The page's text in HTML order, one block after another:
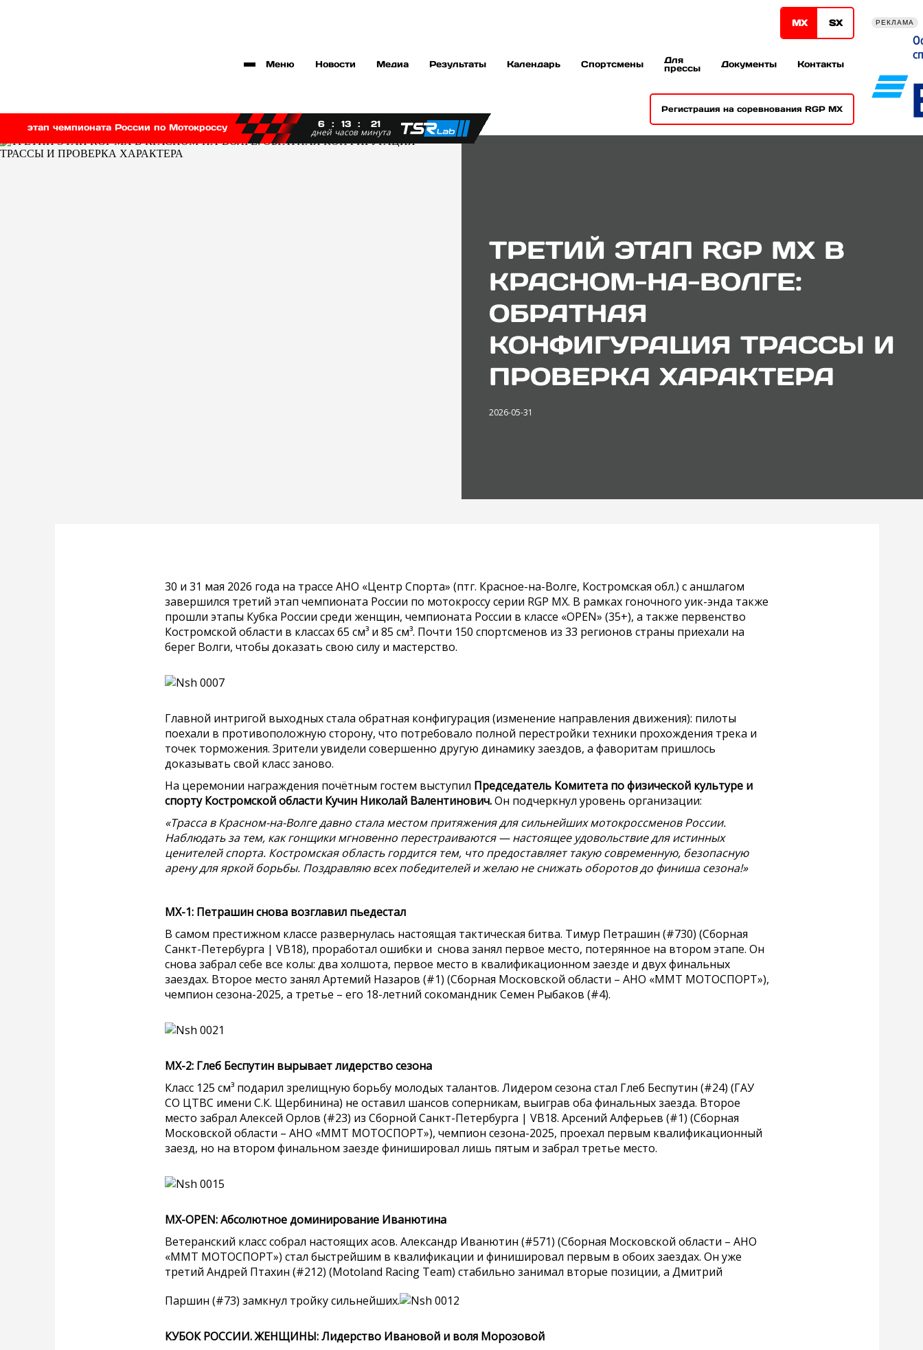
этап чемпионата России по Мотокроссу 6
дней
: 13
часов
: 21
минута
МХ SХ
Меню Новости Медиа Результаты Календарь Спортсмены Для
прессы Документы Контакты
Регистрация на соревнования RGP MX
РЕКЛАМА
ТРЕТИЙ ЭТАП RGP MX В
КРАСНОМ-НА-ВОЛГЕ:
ОБРАТНАЯ
КОНФИГУРАЦИЯ ТРАССЫ И
ПРОВЕРКА ХАРАКТЕРА
2026-05-31
30 и 31 мая 2026 года на трассе АНО «Центр Спорта» (птг. Красное-на-Волге, Костромская обл.) с аншлагом
завершился третий этап чемпионата России по мотокроссу серии RGP MX. В рамках гоночного уик-энда также
прошли этапы Кубка России среди женщин, чемпионата России в классе «OPEN» (35+), а также первенство
Костромской области в классах 65 см³ и 85 см³. Почти 150 спортсменов из 33 регионов страны приехали на
берег Волги, чтобы доказать свою силу и мастерство.
Главной интригой выходных стала обратная конфигурация (изменение направления движения): пилоты
поехали в противоположную сторону, что потребовало полной перестройки техники прохождения трека и
точек торможения. Зрители увидели совершенно другую динамику заездов, а фаворитам пришлось
доказывать свой класс заново.
На церемонии награждения почётным гостем выступил Председатель Комитета по физической культуре и
спорту Костромской области Кучин Николай Валентинович.Он подчеркнул уровень организации:
«Трасса в Красном-на-Волге давно стала местом притяжения для сильнейших мотокроссменов России.
Наблюдать за тем, как гонщики мгновенно перестраиваются — настоящее удовольствие для истинных
ценителей спорта. Костромская область гордится тем, что предоставляет такую современную, безопасную
арену для яркой борьбы. Поздравляю всех победителей и желаю не снижать оборотов до финиша сезона!»
МХ-1: Петрашин снова возглавил пьедестал
В самом престижном классе развернулась настоящая тактическая битва. Тимур Петрашин (#730) (Сборная
Санкт-Петербурга | VB18), проработал ошибки и снова занял первое место, потерянное на втором этапе. Он
снова забрал себе все колы: два холшота, первое место в квалификационном заезде и двух финальных
заездах. Второе место занял Артемий Назаров (#1) (Сборная Московской области – АНО «ММТ МОТОСПОРТ»),
чемпион сезона-2025, а третье – его 18-летний сокомандник Семен Рыбаков (#4).
МХ-2: Глеб Беспутин вырывает лидерство сезона
Класс 125 см³ подарил зрелищную борьбу молодых талантов. Лидером сезона стал Глеб Беспутин (#24) (ГАУ
СО ЦТВС имени С.К. Щербинина) не оставил шансов соперникам, выиграв оба финальных заезда. Второе
место забрал Алексей Орлов (#23) из Сборной Санкт-Петербурга | VB18. Арсений Алферьев (#1) (Сборная
Московской области – АНО «ММТ МОТОСПОРТ»), чемпион сезона-2025, проехал первым квалификационный
заезд, но на втором финальном заезде финишировал лишь пятым и забрал третье место.
МХ-OPEN: Абсолютное доминирование Иванютина
Ветеранский класс собрал настоящих асов. Александр Иванютин (#571) (Сборная Московской области – АНО
«ММТ МОТОСПОРТ») стал быстрейшим в квалификации и финишировал первым в обоих заездах. Он уже
третий Андрей Птахин (#212) (Motoland Racing Team) стабильно занимал вторые позиции, а Дмитрий
Паршин (#73) замкнул тройку сильнейших.
КУБОК РОССИИ. ЖЕНЩИНЫ: Лидерство Ивановой и воля Морозовой